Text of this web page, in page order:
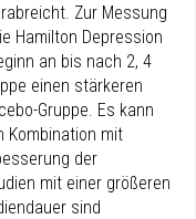
Zur Messung
Hamilton Depression
an bis nach 2, 4
einen stärkeren
Gruppe. Es kann
Kombination mit
der
mit einer größeren
sind